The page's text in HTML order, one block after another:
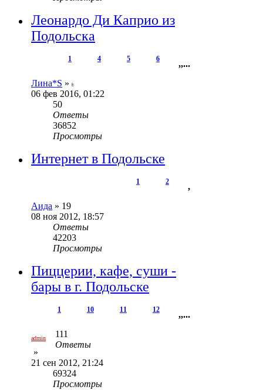
Леонардо Ди Каприо из
Подольска
1 ...
4 ,
5 ,
6
Лина*S »
06 фев 2016, 01:22
50
Ответы
36852
Просмотры
Интернет в Подольске
1 ,
2
Аида »
08 ноя 2012, 18:57
19
Ответы
42203
Просмотры
Пиццерии, кафе, суши -
бары в г. Подольске
1 ...
10 ,
11 ,
12
admin
»
21 сен 2012, 21:24
111
Ответы
69324
Просмотры